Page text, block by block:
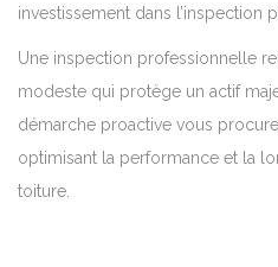
investissement dans l’inspection
Une inspection professionnelle
modeste qui protège un actif
démarche proactive vous
optimisant la performance et la
toiture.